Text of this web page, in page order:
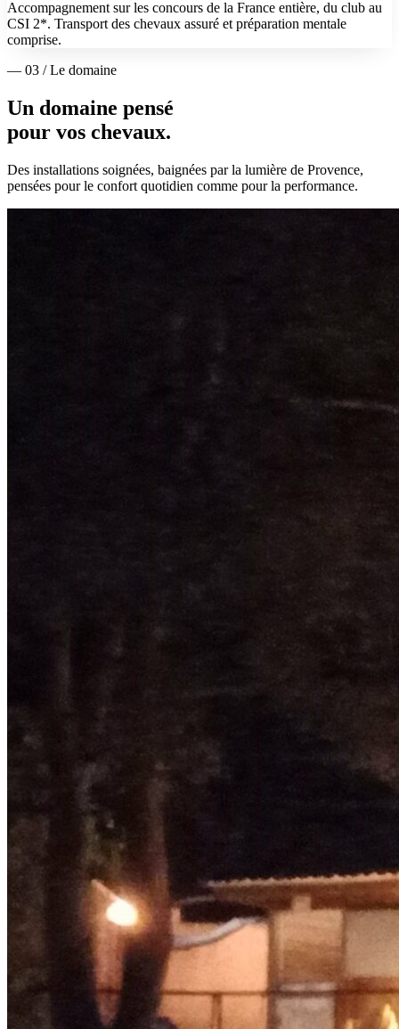
Accompagnement sur les concours de la France entière, du club au
CSI 2*. Transport des chevaux assuré et préparation mentale
comprise.
— 03 / Le domaine
Un domaine pensé
pour vos chevaux.
Des installations soignées, baignées par la lumière de Provence,
pensées pour le confort quotidien comme pour la performance.